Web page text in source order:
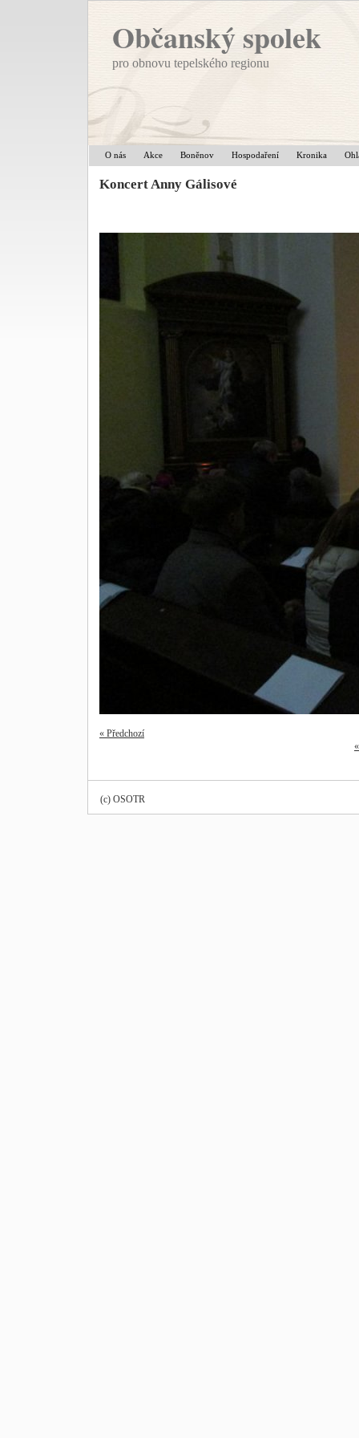
Občanský spolek
pro obnovu tepelského regionu
O nás Akce Boněnov Hospodaření Kronika
Koncert Anny Gálisové
« Předchozí
(c) OSOTR